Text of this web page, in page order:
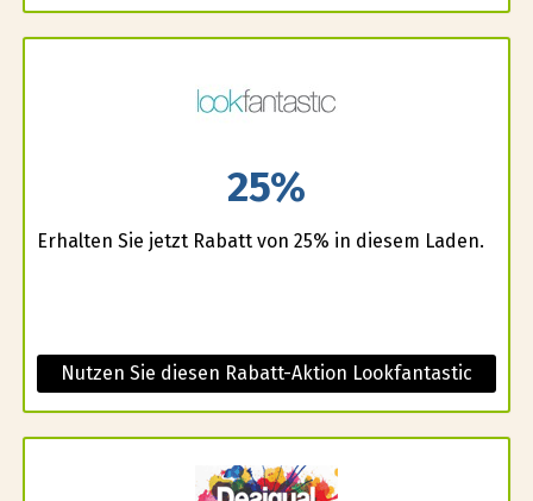
25%
Erhalten Sie jetzt Rabatt von 25% in diesem Laden.
Nutzen Sie diesen Rabatt-Aktion Lookfantastic